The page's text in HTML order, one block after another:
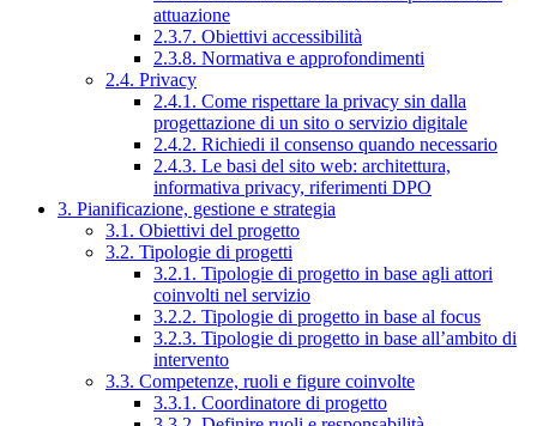
attuazione
2.3.7. Obiettivi accessibilità
2.3.8. Normativa e approfondimenti
2.4. Privacy
2.4.1. Come rispettare la privacy sin dalla
progettazione di un sito o servizio digitale
2.4.2. Richiedi il consenso quando necessario
2.4.3. Le basi del sito web: architettura,
informativa privacy, riferimenti DPO
3. Pianificazione, gestione e strategia
3.1. Obiettivi del progetto
3.2. Tipologie di progetti
3.2.1. Tipologie di progetto in base agli attori
coinvolti nel servizio
3.2.2. Tipologie di progetto in base al focus
3.2.3. Tipologie di progetto in base all’ambito di
intervento
3.3. Competenze, ruoli e figure coinvolte
3.3.1. Coordinatore di progetto